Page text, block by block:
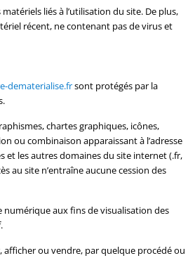
liés à l’utilisation du site. De plus,
récent, ne contenant pas de virus et
dematerialise.frsont protégés par la
chartes graphiques, icônes,
ou combinaison apparaissant à l’adresse
et les autres domaines du site internet (.fr,
au site n’entraîne aucune cession des
numérique aux fins de visualisation des
ou vendre, par quelque procédé ou